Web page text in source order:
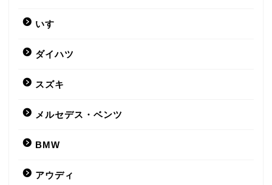
いすゞ
ダイハツ
スズキ
メルセデス・ベンツ
BMW
アウディ